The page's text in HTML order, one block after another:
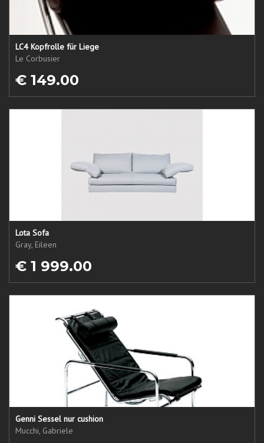
LC4 Kopfrolle für Liege
Le Corbusier
€ 149.00
Lota Sofa
Gray, Eileen
€ 1 999.00
Genni Sessel nur cushion
Mucchi, Gabriele